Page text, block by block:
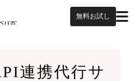
無料お試し
連携代行サ